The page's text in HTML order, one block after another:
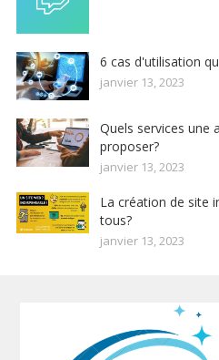
6 cas d'utilisation
janvier 13, 2023
Quels services une
proposer?
janvier 13, 2023
La création de site
tous?
janvier 13, 2023